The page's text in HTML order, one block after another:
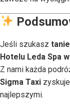
Jeśli szukasz
Hotelu Leda Spa
Z nami każda
Sigma Taxi
najlepszymi.